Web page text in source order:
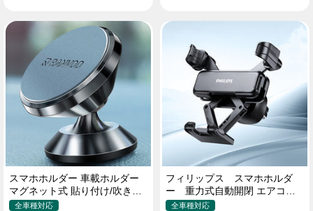
スマホホルダー 車載ホルダー
マグネット式 貼り付け/吹き出
し口 合金 多機種対応
全車種対応
フィリップス スマホホルダ
ー 重力式自動開閉 エアコン
吹き出し口用 クリップ式 車
全車種対応